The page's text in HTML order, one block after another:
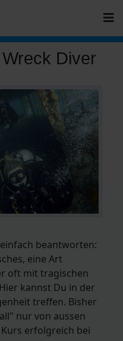
Diver
beantworten:
eine Art
oft mit tragischen
kannst Du in der
treffen. Bisher
nur von aussen
erfolgreich bei